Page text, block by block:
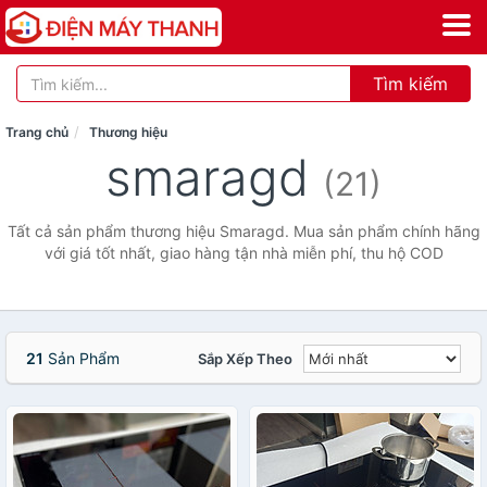
Tìm kiếm
Trang chủ Thương hiệu
smaragd (21)
Tất cả sản phẩm thương hiệu Smaragd. Mua sản phẩm chính hãng
với giá tốt nhất, giao hàng tận nhà miễn phí, thu hộ COD
21 Sản Phẩm Sắp Xếp Theo